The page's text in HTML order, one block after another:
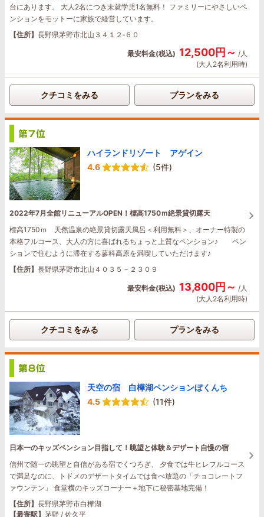
台にあります。 大人2名につき未就学児1名無料！ ファミリーにやさしいペ
ンションをモットーに家族で経営しています。
【住所】 長野県茅野市北山３４１２‐６０
最安料金(税込) 12,500円～ /人
(大人2名利用時)
クチコミをみる プランをみる
ハイランドリゾート アゲイン
4.6
(5件)
2022年7月全館リニューアルOPEN！標高1750ｍ絶景貸切露天
標高1750ｍ 天然温泉の絶景貸切露天風呂＜利用無料＞、オーナー特製の
本格フルコース、大人の方に喜ばれるちょっと上質なペンション♪ ペン
ションで住むように滞在する蓼科高原を満喫していただけます♪
【住所】 長野県茅野市北山４０３５－２３０９
最安料金(税込) 13,800円～ /人
(大人2名利用時)
クチコミをみる プランをみる
天空の宿 白樺湖ペンションぼくんち
4.5
(11件)
日本一のキッズペンション目指して！眺望と体験＆デザート自慢の宿
信州で随一の眺望と自信がある宿でくつろぎ、 夕食では牛ヒレフルコース
で満足なのに、トドメのデザートタイムでは食べ放題の「チョコレートフ
ァウンテン」 食堂横のキッズコーナー＋地下に秘密基地完備！
【住所】 長野県茅野市白樺湖
【最寄駅】 茅野 / 佐久平